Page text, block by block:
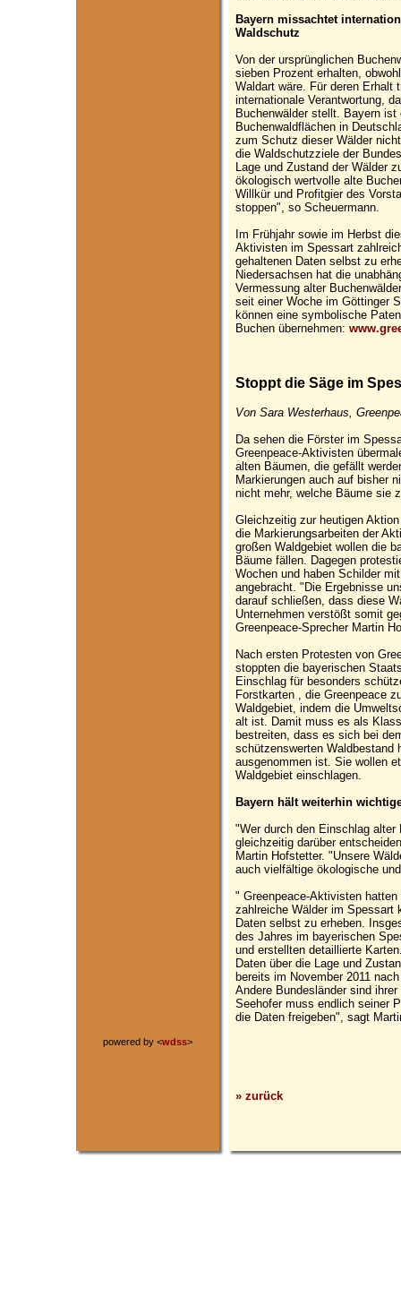
powered by <wdss>
Bayern missachtet
Waldschutz
Von der ursprünglichen
sieben Prozent erhalten,
Waldart wäre. Für deren Erhalt
internationale Verantwortung,
Buchenwälder stellt. Bayern
Buchenwaldflächen in
zum Schutz dieser Wälder
die Waldschutzziele der
Lage und Zustand der Wälder
ökologisch wertvolle alte
Willkür und Profitgier des
stoppen", so Scheuermann.
Im Frühjahr sowie im Herbst
Aktivisten im Spessart
gehaltenen Daten selbst zu
Niedersachsen hat die
Vermessung alter
seit einer Woche im Göttinger
können eine symbolische
Buchen übernehmen:
Stoppt die Säge im
Von Sara Westerhaus,
Da sehen die Förster im
Greenpeace-Aktivisten
alten Bäumen, die gefällt
Markierungen auch auf bisher
nicht mehr, welche Bäume sie
Gleichzeitig zur heutigen
die Markierungsarbeiten der
großen Waldgebiet wollen die
Bäume fällen. Dagegen
Wochen und haben Schilder
angebracht. "Die Ergebnisse
darauf schließen, dass diese
Unternehmen verstößt somit
Greenpeace-Sprecher Martin
Nach ersten Protesten von
stoppten die bayerischen
Einschlag für besonders
Forstkarten , die Greenpeace
Waldgebiet, indem die
alt ist. Damit muss es als
bestreiten, dass es sich bei
schützenswerten Waldbestand
ausgenommen ist. Sie wollen
Waldgebiet einschlagen.
Bayern hält weiterhin
"Wer durch den Einschlag
gleichzeitig darüber
Martin Hofstetter. "Unsere
auch vielfältige ökologische
" Greenpeace-Aktivisten
zahlreiche Wälder im Spessart
Daten selbst zu erheben.
des Jahres im bayerischen
und erstellten detaillierte
Daten über die Lage und
bereits im November 2011
Andere Bundesländer sind
Seehofer muss endlich seiner
die Daten freigeben", sagt
» zurück